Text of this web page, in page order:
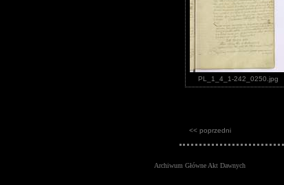
PL_1_4_1-242_0250.jpg
<< poprzedni
Archiwum Główne Akt Dawnych